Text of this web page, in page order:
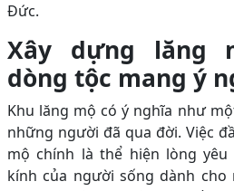
Đức.
Xây dựng lăng
dòng tộc mang ý
Khu lăng mộ có ý nghĩa như
những người đã qua đời. Việc
mộ chính là thể hiện lòng
kính của người sống dành cho